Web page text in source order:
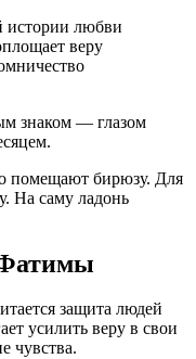
истории любви
веру
знаком — глазом
помещают бирюзу. Для
На саму ладонь
Фатимы
защита людей
усилить веру в свои
чувства.